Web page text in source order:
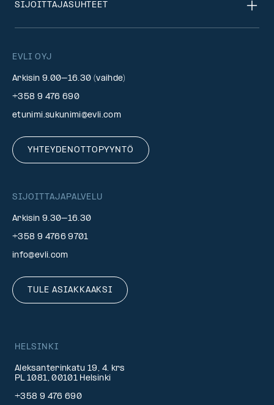
EVLI OYJ
Arkisin 9.00–16.30 (vaihde)
+358 9 476 690
etunimi.sukunimi@evli.com
YHTEYDENOTTOPYYNTÖ
SIJOITTAJAPALVELU
Arkisin 9.30–16.30
+358 9 4766 9701
info@evli.com
TULE ASIAKKAAKSI
SIJOITTAJASUHTEET
HELSINKI
Aleksanterinkatu 19, 4. krs
PL 1081, 00101 Helsinki
+358 9 476 690